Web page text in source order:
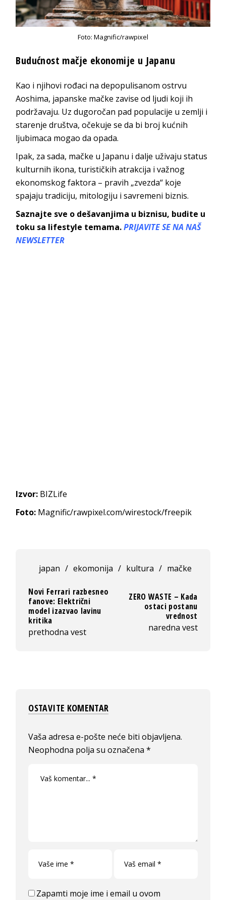
Foto: Magnific/rawpixel
Budućnost mačje ekonomije u Japanu
Kao i njihovi rođaci na depopulisanom ostrvu
Aoshima, japanske mačke zavise od ljudi koji ih
podržavaju. Uz dugoročan pad populacije u zemlji i
starenje društva, očekuje se da bi broj kućnih
ljubimaca mogao da opada.
Ipak, za sada, mačke u Japanu i dalje uživaju status
kulturnih ikona, turističkih atrakcija i važnog
ekonomskog faktora – pravih „zvezda“ koje
spajaju tradiciju, mitologiju i savremeni biznis.
Saznajte sve o dešavanjima u biznisu, budite u
toku sa lifestyle temama.PRIJAVITE SE NA NAŠ
NEWSLETTER
Izvor: BIZLife
Foto: Magnific/rawpixel.com/wirestock/freepik
japan / ekomonija / kultura / mačke
Novi Ferrari razbesneo
fanove: Električni
model izazvao lavinu
kritika
prethodna vest
ZERO WASTE – Kada
ostaci postanu
vrednost
naredna vest
OSTAVITE KOMENTAR
Vaša adresa e-pošte neće biti objavljena.
Neophodna polja su označena*
Zapamti moje ime i email u ovom